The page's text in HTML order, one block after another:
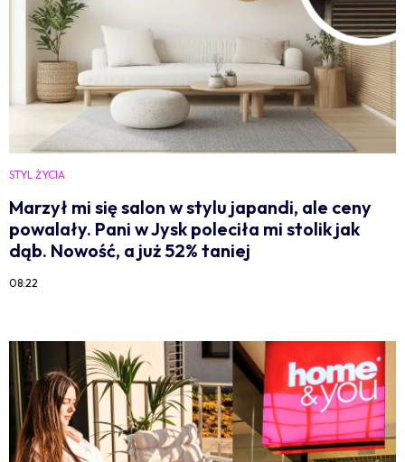
STYL ŻYCIA
Marzył mi się salon w stylu japandi, ale ceny
powalały. Pani w Jysk poleciła mi stolik jak
dąb. Nowość, a już 52% taniej
08:22